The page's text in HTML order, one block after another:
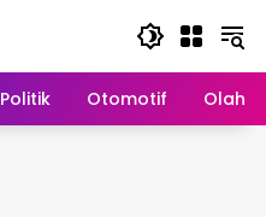
Politik Otomotif